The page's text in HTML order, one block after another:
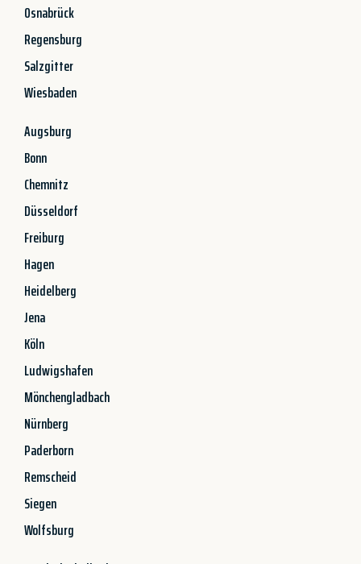
Osnabrück
Regensburg
Salzgitter
Wiesbaden
Augsburg
Bonn
Chemnitz
Düsseldorf
Freiburg
Hagen
Heidelberg
Jena
Köln
Ludwigshafen
Mönchengladbach
Nürnberg
Paderborn
Remscheid
Siegen
Wolfsburg